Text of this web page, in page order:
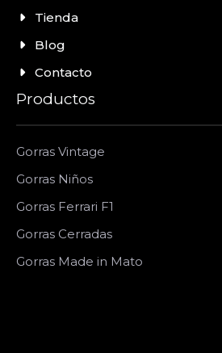
Tienda
Blog
Contacto
Productos
Gorras Vintage
Gorras Niños
Gorras Ferrari F1
Gorras Cerradas
Gorras Made in Mato